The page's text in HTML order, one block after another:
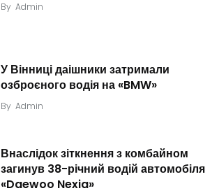
By Admin
У Вінниці даішники затримали
озброєного водія на «BMW»
By Admin
Внаслідок зіткнення з комбайном
загинув 38-річний водій автомобіля
«Daewoo Nexia»